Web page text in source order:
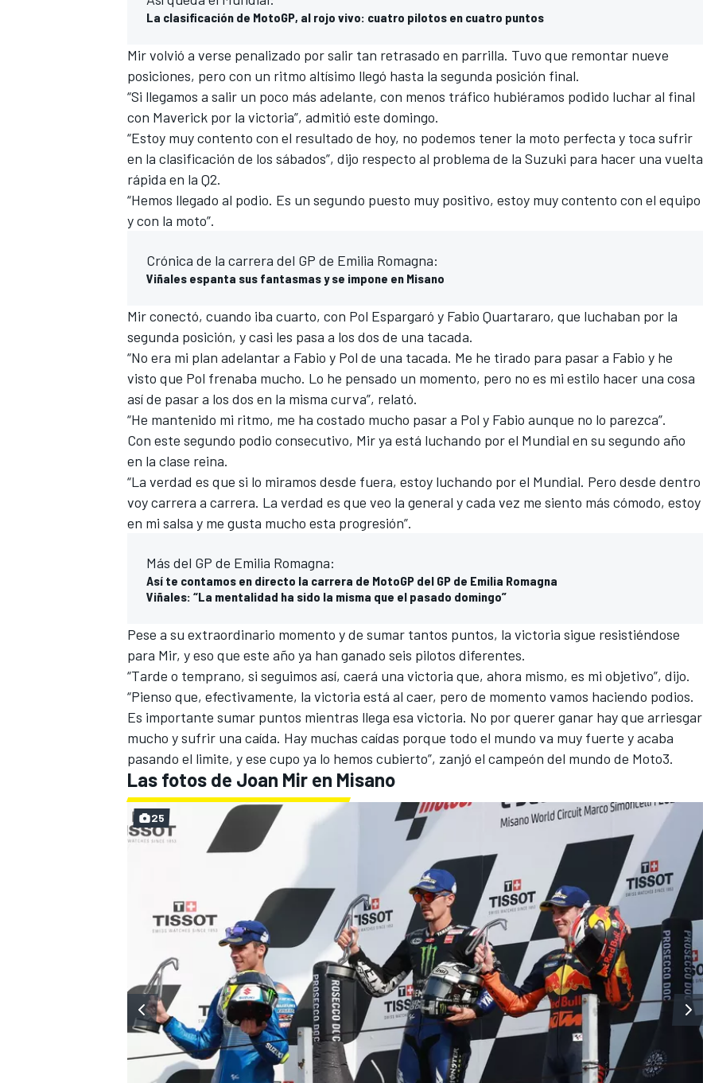
MÁS CATEGORÍAS
La clasificación de MotoGP, al rojo vivo: cuatro pilotos en cuatro puntos
Mirvolvió a verse penalizado por salir tan retrasado en parrilla. Tuvo que remontar nueve
posiciones, pero con un ritmo altísimo llegó hasta la segunda posición final.
“Si llegamos a salir un poco más adelante, con menos tráfico hubiéramos podido luchar al final
con Maverick por la victoria”, admitió este domingo.
“Estoy muy contento con el resultado de hoy, no podemos tener la moto perfecta y toca sufrir
en la clasificación de los sábados”, dijo respecto al problema de la Suzuki para hacer una vuelta
rápida en la Q2.
“Hemos llegado al podio. Es un segundo puesto muy positivo, estoy muy contento con el equipo
y con la moto”.
Crónica de la carrera del GP de Emilia Romagna:
Viñales espanta sus fantasmas y se impone en Misano
Mir conectó, cuando iba cuarto, con Pol Espargaró y Fabio Quartararo, que luchaban por la
segunda posición, y casi les pasa a los dos de una tacada.
“No era mi plan adelantar a Fabio y Pol de una tacada. Me he tirado para pasar a Fabio y he
visto que Pol frenaba mucho. Lo he pensado un momento, pero no es mi estilo hacer una cosa
así de pasar a los dos en la misma curva”, relató.
“He mantenido mi ritmo, me ha costado mucho pasar a Pol y Fabio aunque no lo parezca”.
Con este segundo podio consecutivo, Mir ya está luchando por el Mundial en su segundo año
en la clase reina.
“La verdad es que si lo miramos desde fuera, estoy luchando por el Mundial. Pero desde dentro
voy carrera a carrera. La verdad es que veo la general y cada vez me siento más cómodo, estoy
en mi salsa y me gusta mucho esta progresión”.
Más del GP de Emilia Romagna:
Así te contamos en directo la carrera de MotoGP del GP de Emilia Romagna
Viñales: “La mentalidad ha sido la misma que el pasado domingo”
Pese a su extraordinario momento y de sumar tantos puntos, la victoria sigue resistiéndose
para Mir, y eso que este año ya han ganado seis pilotos diferentes.
“Tarde o temprano, si seguimos así, caerá una victoria que, ahora mismo, es mi objetivo”, dijo.
“Pienso que, efectivamente, la victoria está al caer, pero de momento vamos haciendo podios.
Es importante sumar puntos mientras llega esa victoria. No por querer ganar hay que arriesgar
mucho y sufrir una caída. Hay muchas caídas porque todo el mundo va muy fuerte y acaba
pasando el limite, y ese cupo ya lo hemos cubierto”, zanjó el campeón del mundo de Moto3.
Las fotos de Joan Mir en Misano
25